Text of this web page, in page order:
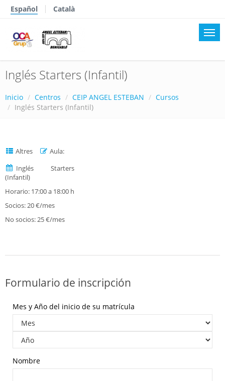
Español Català
Inglés Starters (Infantil)
Inicio Centros CEIP ANGEL ESTEBAN
Cursos
Inglés Starters (Infantil)
Altres
Aula:
Inglés Starters
(Infantil)
Horario: 17:00 a 18:00 h
Socios: 20 €/mes
No socios: 25 €/mes
Formulario de inscripción
Mes y Año del inicio de su matrícula
Nombre